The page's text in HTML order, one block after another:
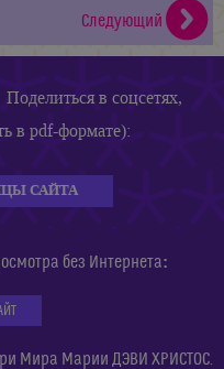
Следующий
Поделиться в соцсетях,
в pdf-формате):
САЙТА
без Интернета:
Мира Марии ДЭВИ ХРИСТОС.